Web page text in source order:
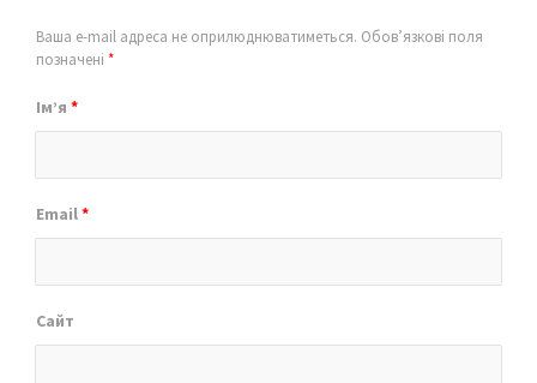
Ваша e-mail адреса не оприлюднюватиметься. Обов’язкові поля
позначені *
Ім’я *
Email*
Сайт